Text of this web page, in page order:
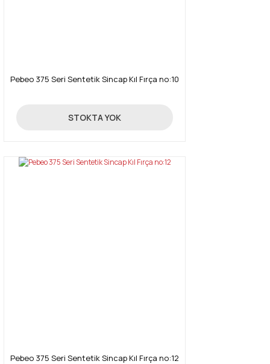
Pebeo 375 Seri Sentetik Sincap Kıl Fırça no:10
339,00 TL
STOKTA YOK
Pebeo 375 Seri Sentetik Sincap Kıl Fırça no:12